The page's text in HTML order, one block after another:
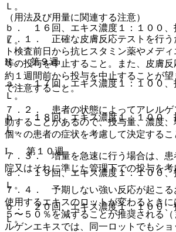
（用法及び用量に関連する注意）
７．１． 正確な皮膚反応テストを行う
ト検査前日から抗ヒスタミン薬やメデ
等の投与を中止すること。また、皮膚
約１週間前から投与を中止することが
で注意すること。
７．２． 患者の状態によってアレルゲ
動することがあるので、投与量、濃度
個々の患者の症状を考慮して決定するこ
７．３． 増量を急速に行う場合は、患
院又はそれに準じた管理下での投与を考
７．４． 予期しない強い反応が起こる
使用するエキスのロットが変わるときに
５〜５０％を減ずることが推奨される
ルゲンエキスでは、同一ロットでもシ
Ｌ。
ｂ． １６回、エキス濃度１：１００、
Ｌ。
H． 第９週
ａ． １７回、エキス濃度１：１００、
Ｌ。
ｂ． １８回、エキス濃度１：１００、
Ｌ。
I． 第１０週
ａ． １９回、エキス濃度１：１００、
Ｌ。
ｂ． ２０回、エキス濃度１：１００、
Ｌ。